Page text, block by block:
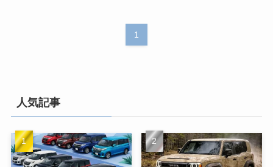
1
人気記事